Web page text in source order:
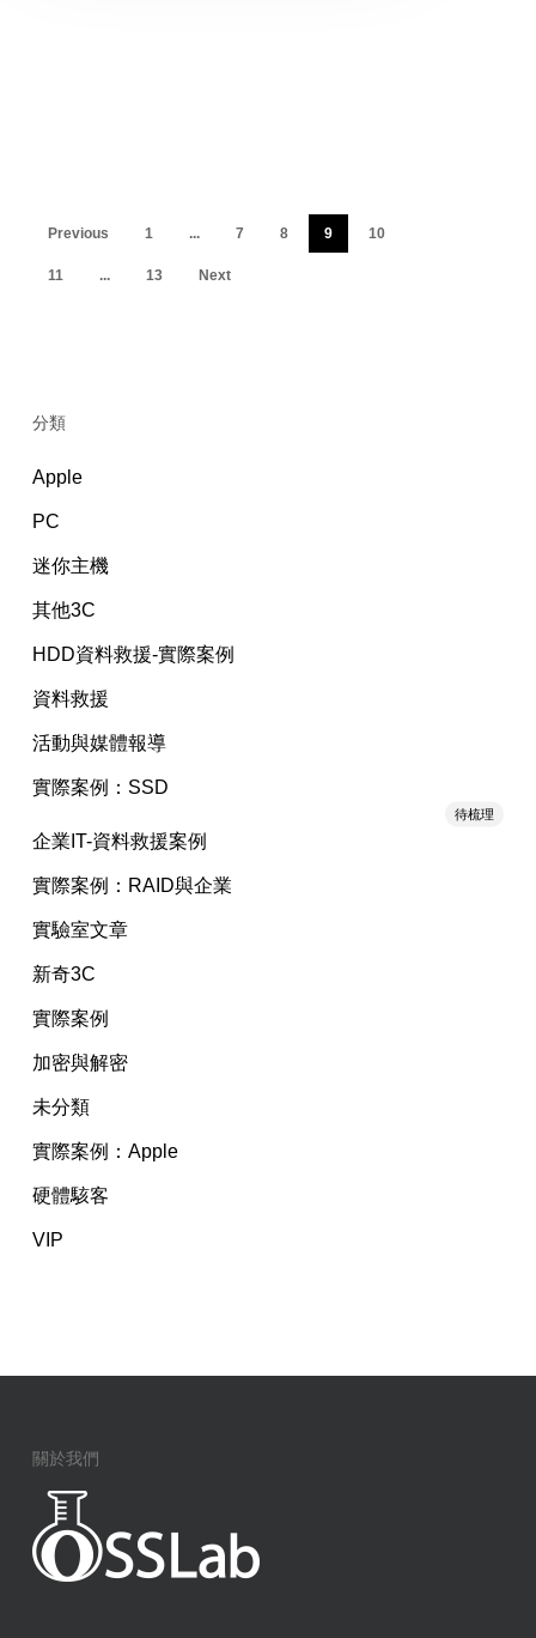
Previous 1 ... 7 8 9 10
11 ... 13 Next
分類
Apple
PC
迷你主機
其他3C
HDD資料救援-實際案例
資料救援
活動與媒體報導
實際案例：SSD
待梳理
企業IT-資料救援案例
實際案例：RAID與企業
實驗室文章
新奇3C
實際案例
加密與解密
未分類
實際案例：Apple
硬體駭客
VIP
關於我們